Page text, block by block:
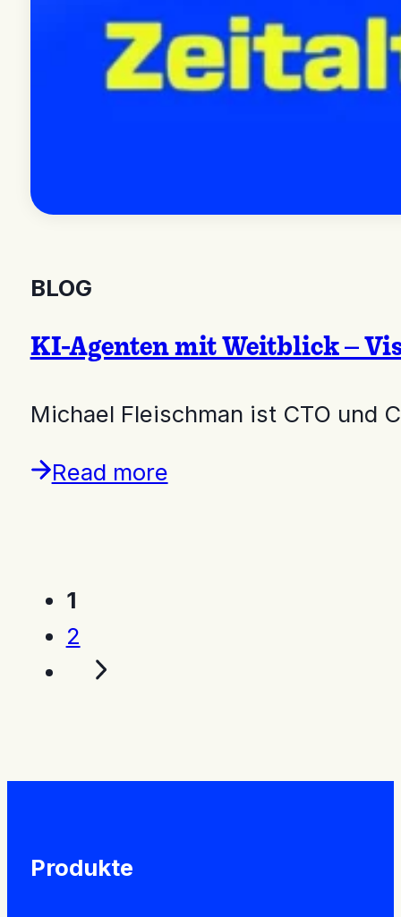
BLOG
KI-Agenten mit Weitblick –
Michael Fleischman ist CTO und
Read more
1
2
Produkte